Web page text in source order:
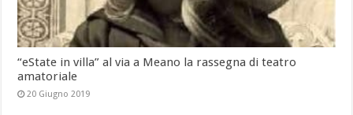
“eState in villa” al via a Meano la rassegna di teatro
amatoriale
20 Giugno 2019